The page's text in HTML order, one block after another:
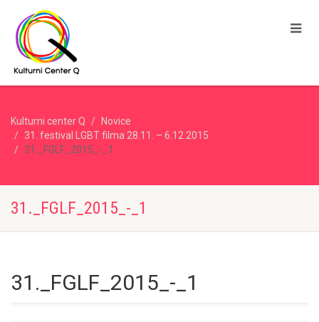
Kulturni center Q
Novice
31. festival LGBT filma 28.11. – 6.12.2015
31._FGLF_2015_-_1
31._FGLF_2015_-_1
31._FGLF_2015_-_1